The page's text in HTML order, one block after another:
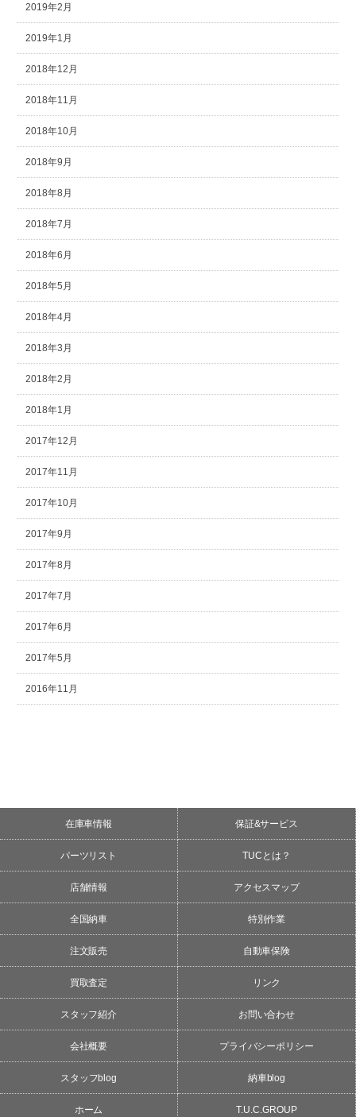
2019年2月
2019年1月
2018年12月
2018年11月
2018年10月
2018年9月
2018年8月
2018年7月
2018年6月
2018年5月
2018年4月
2018年3月
2018年2月
2018年1月
2017年12月
2017年11月
2017年10月
2017年9月
2017年8月
2017年7月
2017年6月
2017年5月
2016年11月
在庫車情報 保証&サービス
パーツリスト TUCとは？
店舗情報 アクセスマップ
全国納車 特別作業
注文販売 自動車保険
買取査定 リンク
スタッフ紹介 お問い合わせ
会社概要 プライバシーポリシー
スタッフblog 納車blog
ホーム T.U.C.GROUP